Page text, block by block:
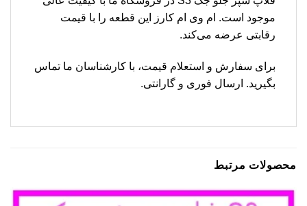
موجود است. ام وی ام کارز این قطعه را با قیمت
رقابتی عرضه می‌کند.
برای سفارش و استعلام قیمت، با کارشناسان ما تماس
بگیرید. ارسال فوری و گارانتی.
محصولات مرتبط